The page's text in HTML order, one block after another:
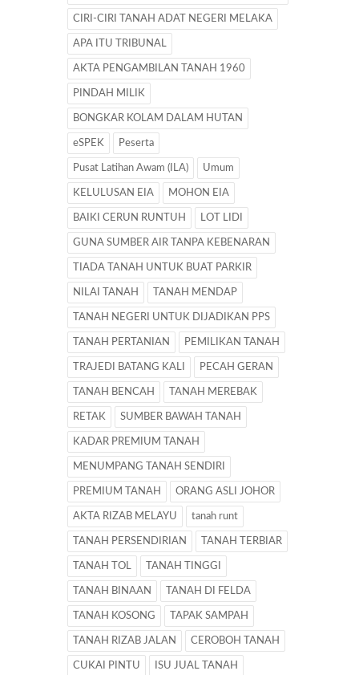
CIRI-CIRI TANAH ADAT NEGERI MELAKA
APA ITU TRIBUNAL
AKTA PENGAMBILAN TANAH 1960
PINDAH MILIK
BONGKAR KOLAM DALAM HUTAN
eSPEK Peserta
Pusat Latihan Awam (ILA) Umum
KELULUSAN EIA MOHON EIA
BAIKI CERUN RUNTUH LOT LIDI
GUNA SUMBER AIR TANPA KEBENARAN
TIADA TANAH UNTUK BUAT PARKIR
NILAI TANAH TANAH MENDAP
TANAH NEGERI UNTUK DIJADIKAN PPS
TANAH PERTANIAN PEMILIKAN TANAH
TRAJEDI BATANG KALI PECAH GERAN
TANAH BENCAH TANAH MEREBAK
RETAK SUMBER BAWAH TANAH
KADAR PREMIUM TANAH
MENUMPANG TANAH SENDIRI
PREMIUM TANAH ORANG ASLI JOHOR
AKTA RIZAB MELAYU tanah runt
TANAH PERSENDIRIAN TANAH TERBIAR
TANAH TOL TANAH TINGGI
TANAH BINAAN TANAH DI FELDA
TANAH KOSONG TAPAK SAMPAH
TANAH RIZAB JALAN CEROBOH TANAH
CUKAI PINTU ISU JUAL TANAH